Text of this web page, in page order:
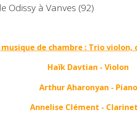
Odissy à Vanves (92)
de chambre : Trio
Haïk Davtian - Violon
Arthur Aharonyan - Piano
Annelise Clément -